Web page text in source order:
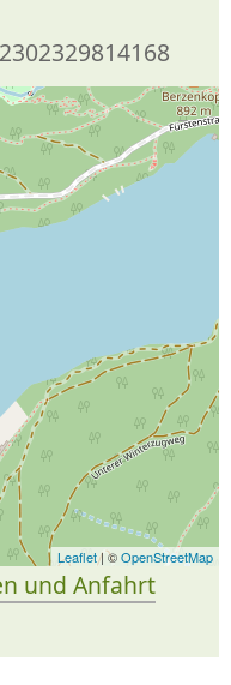
Leaflet| ©OpenStreetMap
und Anfahrt